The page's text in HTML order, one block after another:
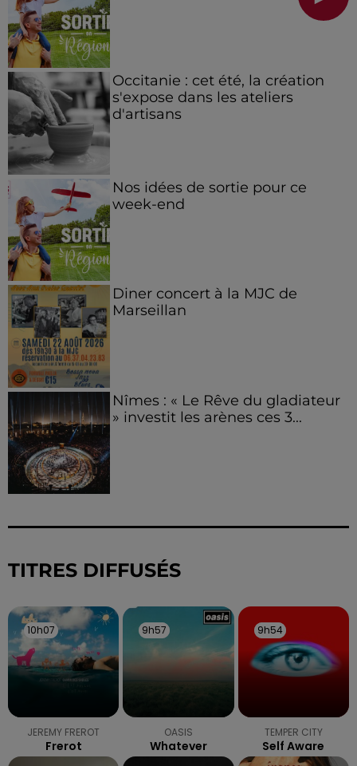
Occitanie : cet été, la création
s'expose dans les ateliers
d'artisans
Nos idées de sortie pour ce
week-end
Diner concert à la MJC de
Marseillan
Nîmes : « Le Rêve du gladiateur
» investit les arènes ces 3...
TITRES DIFFUSÉS
10h07
10h07
JEREMY FREROT
Frerot
9h57
9h57
OASIS
Whatever
9h54
9h54
TEMPER CITY
Self Aware